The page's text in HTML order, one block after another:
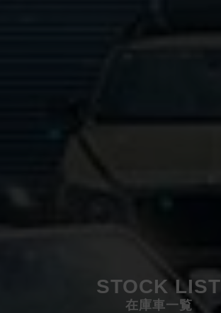
STOCK LIST
在庫車一覧